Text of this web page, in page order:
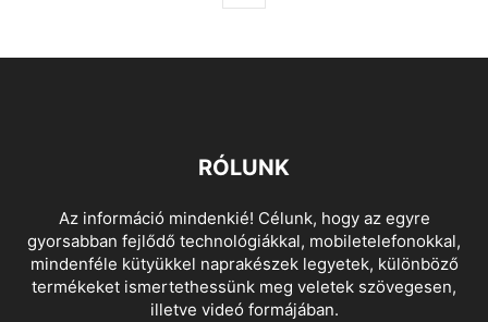
RÓLUNK
Az információ mindenkié! Célunk, hogy az egyre
gyorsabban fejlődő technológiákkal, mobiletelefonokkal,
mindenféle kütyükkel naprakészek legyetek, különböző
termékeket ismertethessünk meg veletek szövegesen,
illetve videó formájában.